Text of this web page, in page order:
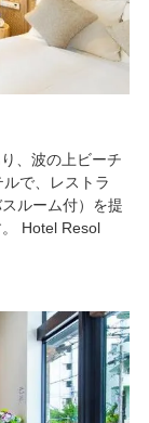
、波の上ビーチ
で、レストラ
ルーム付）を提
Hotel Resol